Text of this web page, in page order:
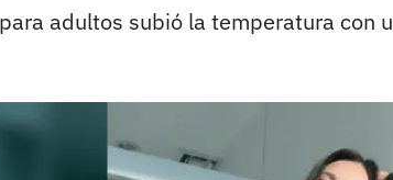
adultos subió la temperatura con